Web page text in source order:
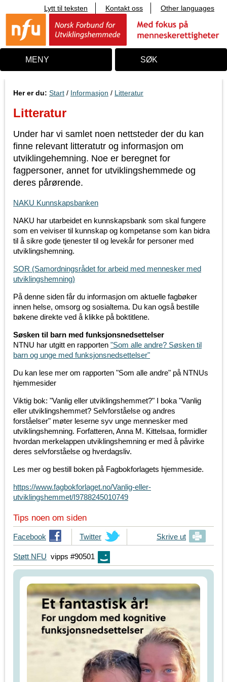
i
n
o
Lytt til teksten Kontakt oss Other languages
MENY SØK
Her er du: Start / Informasjon / Litteratur
Litteratur
Under har vi samlet noen nettsteder der du kan
finne relevant litteratutr og informasjon om
utviklingehemning. Noe er beregnet for
fagpersoner, annet for utviklingshemmede og
deres pårørende.
NAKU Kunnskapsbanken
NAKU har utarbeidet en kunnskapsbank som skal fungere
som en veiviser til kunnskap og kompetanse som kan bidra
til å sikre gode tjenester til og levekår for personer med
utviklingshemning.
SOR (Samordningsrådet for arbeid med mennesker med
utviklingshemning)
På denne siden får du informasjon om aktuelle fagbøker
innen helse, omsorg og sosialtema. Du kan også bestille
bøkene direkte ved å klikke på boktitlene.
Søsken til barn med funksjonsnedsettelser
NTNU har utgitt en rapporten "Som alle andre? Søsken til
barn og unge med funksjonsnedsettelser"
Du kan lese mer om rapporten "Som alle andre" på NTNUs
hjemmesider
Viktig bok: "Vanlig eller utviklingshemmet?" I boka "Vanlig
eller utviklingshemmet? Selvforståelse og andres
forståelser" møter leserne syv unge mennesker med
utviklingshemning. Forfatteren, Anna M. Kittelsaa, formidler
hvordan merkelappen utviklingshemning er med å påvirke
deres selvforståelse og hverdagsliv.
Les mer og bestill boken på Fagbokforlagets hjemmeside.
https://www.fagbokforlaget.no/Vanlig-eller-
utviklingshemmet/I9788245010749
Tips noen om siden
T
i
p
s
Facebook
T
i
p
s
i
n
e
e
Twitter Skrive ut
Støtt NFU vipps #90501